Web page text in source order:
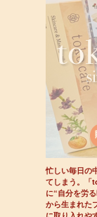
忙しい毎日の
てしまう。「
に“自分を労
から生まれた